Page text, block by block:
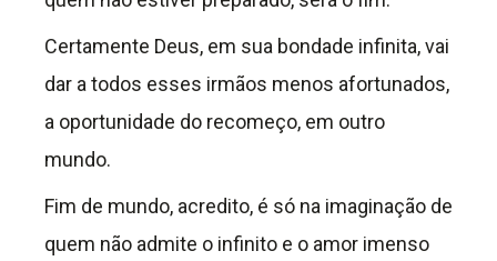
Certamente Deus, em sua bondade infinita, vai
dar a todos esses irmãos menos afortunados,
a oportunidade do recomeço, em outro
mundo.
Fim de mundo, acredito, é só na imaginação de
quem não admite o infinito e o amor imenso